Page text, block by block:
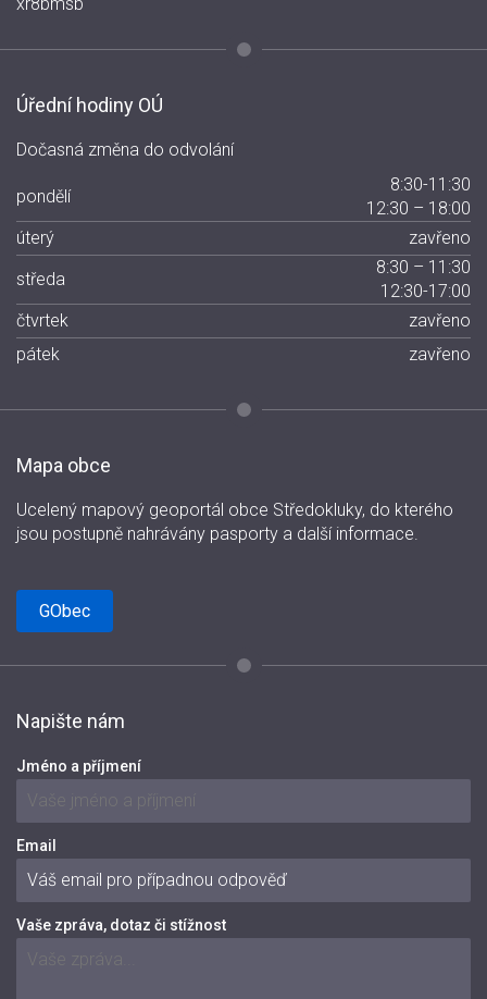
Úřední hodiny OÚ
Dočasná změna do odvolání
pondělí
8:30-11:30
12:30 – 18:00
úterý
zavřeno
středa
8:30 – 11:30
12:30-17:00
čtvrtek
zavřeno
pátek
zavřeno
Mapa obce
Ucelený mapový geoportál obce Středokluky, do kterého
jsou postupně nahrávány pasporty a další informace.
GObec
Napište nám
Jméno a příjmení
Email
Vaše zpráva, dotaz či stížnost